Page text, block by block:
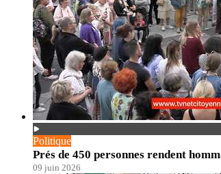
Politique
Prés de 450 personnes rendent
09 juin 2026